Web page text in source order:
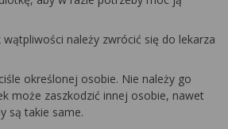
należy zwrócić się do lekarza
określonej osobie. Nie należy go
może zaszkodzić innej osobie, nawet
są takie same.